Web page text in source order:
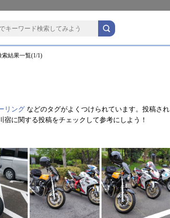
結果一覧(1/1)
リング などのタグがよくつけられています。投稿され
に関する投稿をチェックして参考にしよう！